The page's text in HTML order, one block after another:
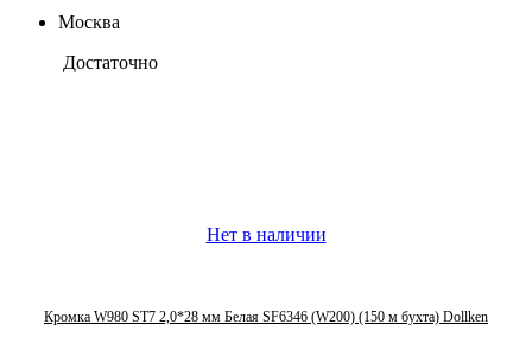
Москва
Достаточно
Нет в наличии
Кромка W980 ST7 2,0*28 мм Белая SF6346 (W200) (150 м бухта) Dollken